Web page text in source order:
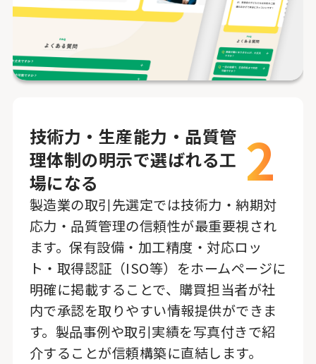
技術力・生産能力・品質管
理体制の明示で選ばれる工
場になる
2
製造業の取引先選定では技術力・納期対
応力・品質管理の信頼性が最重要視され
ます。保有設備・加工精度・対応ロッ
ト・取得認証（ISO等）をホームページに
明確に掲載することで、購買担当者が社
内で承認を取りやすい情報提供ができま
す。製品事例や取引実績を写真付きで紹
介することが信頼構築に直結します。